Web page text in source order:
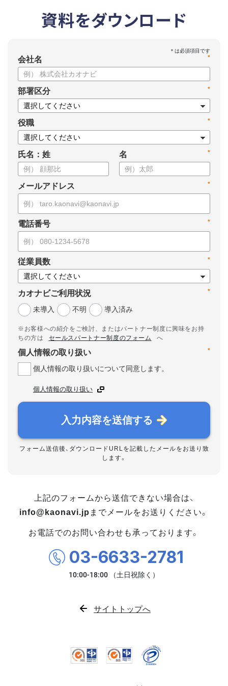
資料をダウンロード
*
会社名
*
部署区分
*
役職
氏名：姓 *
名
*
メールアドレス
*
電話番号
*
従業員数
*
カオナビご利用状況
未導入
不明 導入済み
※お客様への紹介をご検討、またはパートナー制度に興味をお持
ちの方は
セールスパートナー制度のフォーム
へ
*
個人情報の取り扱い
個人情報の取り扱いについて同意します。
個人情報の取り扱い
入力内容を送信する
フォーム送信後、ダウンロードURLを記載したメールをお送り致
します。
上記のフォームから送信できない場合は、
info@kaonavi.jp までメールをお送りください。
お電話でのお問い合わせも承っております。
03-6633-2781
サイトトップへ